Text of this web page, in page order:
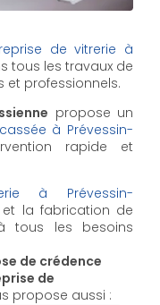
de vitrerie à
tous les travaux de
et professionnels.
propose un
à Prévessin-
rapide et
à Prévessin-
la fabrication de
tous les besoins
de crédence
de
propose aussi :